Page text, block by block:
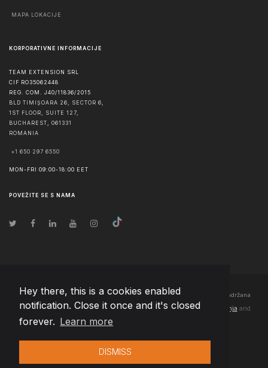
Hey there, this is a cookies enabled
notification. Close it once and it's closed
forever. Learn more
DISMISS
MAPA LOKACIJE
KORPORATIVNE INFORMACIJE
TEAM EXTENSION SRL
CIF RO35062448
REG. COM. J40/11836/2015
BLD TIMIȘOARA 26, SECTOR 6,
1ST FLOOR, SUITE 127,
BUCHAREST
061331
ROMANIA
+1 650 297 6550
MON-FRI 09:00-18:00 EET
POVEŽITE SE S NAMA
© Autorska prava 2026 Team Extension Bosnia Herzegovina - Sva prava zadržana
Changelog● Korišćenjem ove stranice slažete se sa našimPravila korištenja and
Politika privatnosti